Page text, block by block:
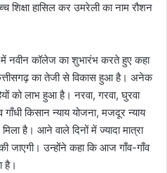
शिक्षा हासिल कर उमरेली का नाम रौशन
में नवीन कॉलेज का शुभारंभ करते हुए कहा
का तेजी से विकास हुआ है। अनेक
को लाभ हुआ है। नरवा, गरवा, घुरवा
किसान न्याय योजना, मजदूर न्याय
है। आने वाले दिनों में ज्यादा मात्रा
जाएगी। उन्होंने कहा कि आज गाँव-गाँव
है।